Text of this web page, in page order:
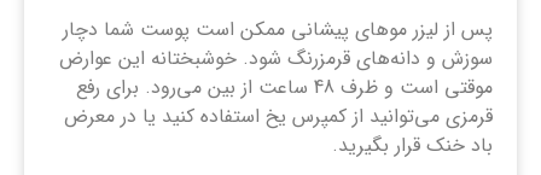
پس از لیزر موهای پیشانی ممکن است پوست شما دچار
سوزش و دانه‌های قرمزرنگ شود. خوشبختانه این عوارض
موقتی است و ظرف 48 ساعت از بین می‌رود. برای رفع
قرمزی می‌توانید از کمپرس یخ استفاده کنید یا در معرض
باد خنک قرار بگیرید.